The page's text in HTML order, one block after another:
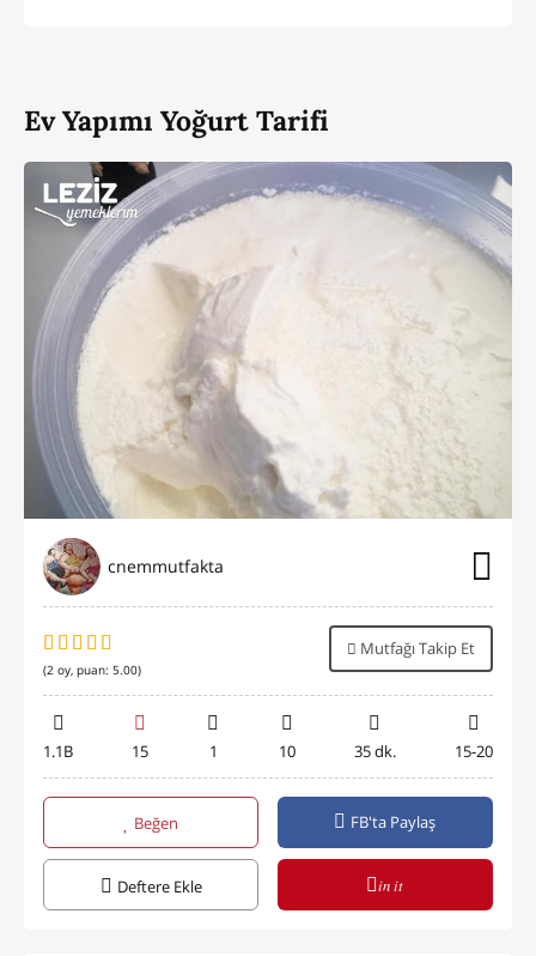
Ev Yapımı Yoğurt Tarifi
cnemmutfakta
(2 oy, puan: 5.00)
Mutfağı Takip Et
1.1B 15 1 10 35 dk. 15-20
Beğen FB'ta Paylaş
Deftere Ekle in it